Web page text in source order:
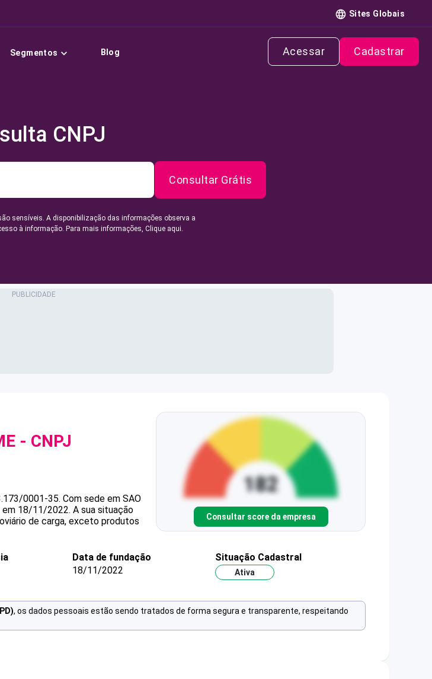
Sites Globais
Segmentos Blog Acessar Cadastrar
CNPJ
Consultar Grátis
sensíveis. A disponibilização das informações observa a
à informação. Para mais informações, Clique aqui.
- CNPJ
0001-35. Com sede em SAO
em 18/11/2022. A sua situação
de carga, exceto produtos
Consultar score da empresa
Data de fundação
18/11/2022
Situação Cadastral
Ativa
, os dados pessoais estão sendo tratados de forma segura e transparente, respeitando